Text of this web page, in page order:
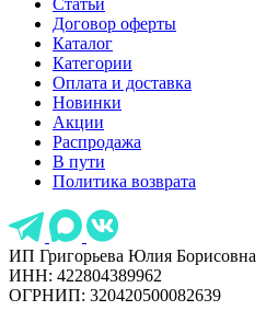
Статьи
Договор оферты
Каталог
Категории
Оплата и доставка
Новинки
Акции
Распродажа
В пути
Политика возврата
ИП Григорьева Юлия Борисовна
ИНН: 422804389962
ОГРНИП: 320420500082639